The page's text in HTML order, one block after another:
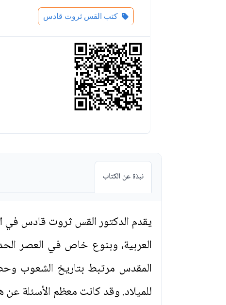
كتب القس ثروت قادس
نبذة عن الكتاب
يقدم الدكتور القس ثروت قادس في
العربية، وبنوع خاص في العصر
المقدس مرتبط بتاريخ الشعوب
للميلاد. وقد كانت معظم الأسئلة